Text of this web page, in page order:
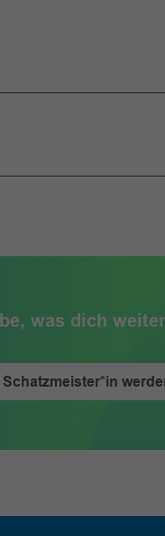
was dich
Schatzmeister*in